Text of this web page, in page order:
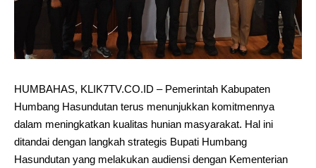
HUMBAHAS, KLIK7TV.CO.ID – Pemerintah Kabupaten
Humbang Hasundutan terus menunjukkan komitmennya
dalam meningkatkan kualitas hunian masyarakat. Hal ini
ditandai dengan langkah strategis Bupati Humbang
Hasundutan yang melakukan audiensi dengan Kementerian